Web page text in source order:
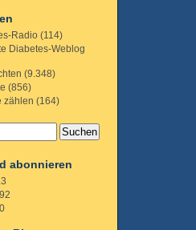
Radio (114)
Diabetes-Weblog
(9.348)
(856)
zählen (164)
abonnieren